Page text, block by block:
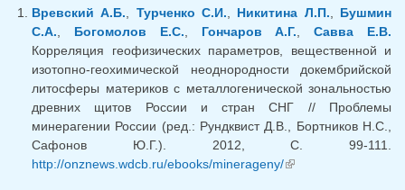
Вревский А.Б. Турченко С.И. Никитина Л.П.
Бушмин
С.А.
Богомолов Е.С. Гончаров А.Г. ,Савва Е.В.
Корреляция геофизических параметров, вещественной и
изотопно-геохимической неоднородности докембрийской
литосферы материков с металлогенической зональностью
древних щитов России и стран СНГ // Проблемы
минерагении России (ред.: Рундквист Д.В., Бортников Н.С.,
Сафонов Ю.Г.). 2012, С. 99-111.
http://onznews.wdcb.ru/ebooks/minerageny/(внешняя ссылка)